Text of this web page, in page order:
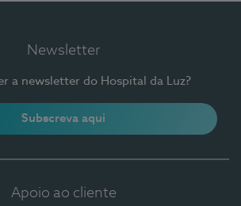
Newsletter
a newsletter do Hospital da Luz?
Subscreva aqui
Apoio ao cliente